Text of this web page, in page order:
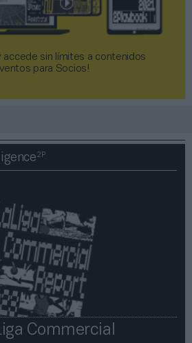
accede sin límites a contenidos
para Socios!​​​​​​​
2P
Commercial